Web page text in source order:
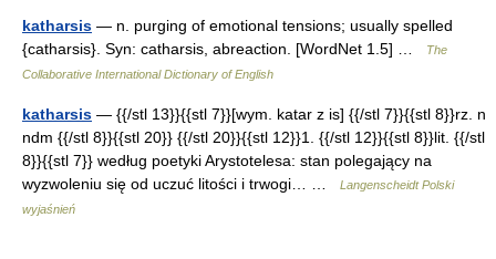
katharsis — n. purging of emotional tensions; usually spelled
{catharsis}. Syn: catharsis, abreaction. [WordNet 1.5] …
The
Collaborative International Dictionary of English
katharsis — {{/stl 13}}{{stl 7}}[wym. katar z is] {{/stl 7}}{{stl 8}}rz. n
ndm {{/stl 8}}{{stl 20}} {{/stl 20}}{{stl 12}}1. {{/stl 12}}{{stl 8}}lit. {{/stl
8}}{{stl 7}} według poetyki Arystotelesa: stan polegający na
wyzwoleniu się od uczuć litości i trwogi… …
Langenscheidt Polski
wyjaśnień